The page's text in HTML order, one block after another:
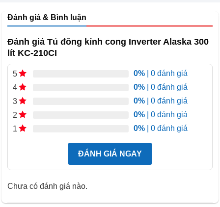
thiết kế sang trọng hiện đại, tiết kiệm không gian. Dễ
dàng bài trí cùng thiết kế tổng thể căn phòng nơi đặt tủ.
Máy nén làm lạnh nhanh vận hành êm ái
Tủ đông KC-210CI có hệ thống máy nén công nghệ
compressor làm lạnh nhanh vận hành êm ái tiết kiệm
điện năng. Đảm bảo không gian yên lăng khi tủ hoạt
động.
Công nghệ inverter tiết kiệm điên
Tủ đông kính cong Inverter Alaska 300 lít KC-210CIsử
dụng công nghệ biến tần Inverter tiết kiệm điện tới 50%
Đánh giá & Bình luận
Đánh giá Tủ đông kính cong Inverter Alaska 300
lít KC-210CI
5 0% | 0 đánh giá
4
0% | 0 đánh giá
3
0% | 0 đánh giá
2
0% | 0 đánh giá
1
0% | 0 đánh giá
ĐÁNH GIÁ NGAY
Chưa có đánh giá nào.